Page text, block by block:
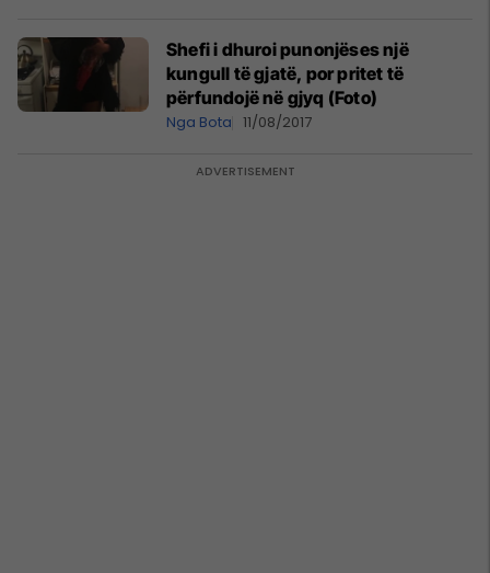
Shefi i dhuroi punonjëses një
kungull të gjatë, por pritet të
përfundojë në gjyq (Foto)
Nga Bota 11/08/2017